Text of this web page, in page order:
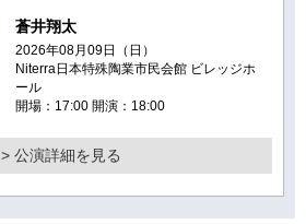
蒼井翔太
2026年08月09日（日）
Niterra日本特殊陶業市民会館 ビレッジホ
ール
開場：17:00 開演：18:00
> 公演詳細を見る